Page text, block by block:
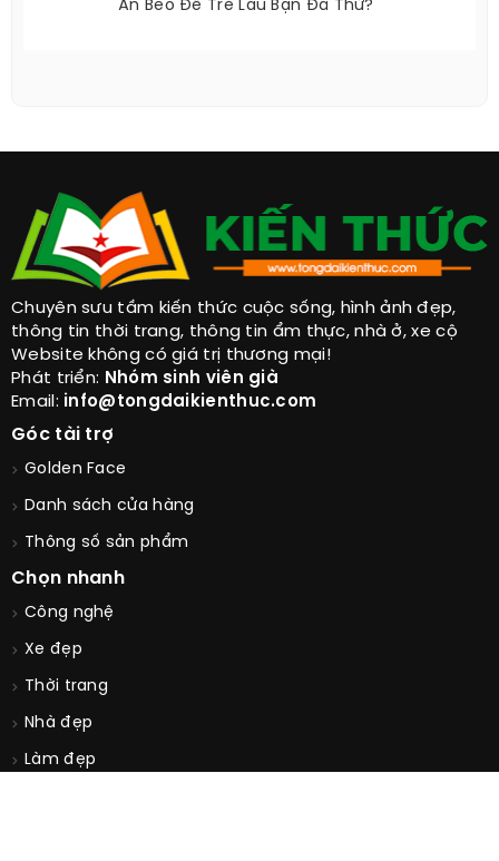
Ăn Béo Để Trẻ Lâu Bạn Đã Thử?
Chuyên sưu tầm kiến thức cuộc sống, hình ảnh đẹp,
thông tin thời trang, thông tin ẩm thực, nhà ở, xe cộ
Website không có giá trị thương mại!
Phát triển: Nhóm sinh viên già
Email: info@tongdaikienthuc.com
Góc tài trợ
Golden Face
Danh sách cửa hàng
Thông số sản phẩm
Chọn nhanh
Công nghệ
Xe đẹp
Thời trang
Nhà đẹp
Làm đẹp